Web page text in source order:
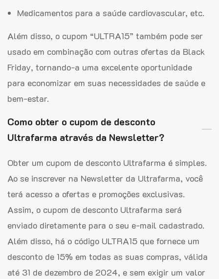
Medicamentos para a saúde cardiovascular, etc.
Além disso, o cupom “ULTRA15” também pode ser
usado em combinação com outras ofertas da Black
Friday, tornando-a uma excelente oportunidade
para economizar em suas necessidades de saúde e
bem-estar.
Como obter o cupom de desconto
Ultrafarma através da Newsletter?
Obter um cupom de desconto Ultrafarma é simples.
Ao se inscrever na Newsletter da Ultrafarma, você
terá acesso a ofertas e promoções exclusivas.
Assim, o cupom de desconto Ultrafarma será
enviado diretamente para o seu e-mail cadastrado.
Além disso, há o código ULTRA15 que fornece um
desconto de 15% em todas as suas compras, válida
até 31 de dezembro de 2024, e sem exigir um valor